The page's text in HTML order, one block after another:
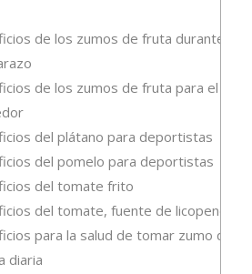
de los zumos de fruta durante el
de los zumos de fruta para el
del plátano para deportistas
del pomelo para deportistas
del tomate frito
del tomate, fuente de licopeno
para la salud de tomar zumo de
diaria